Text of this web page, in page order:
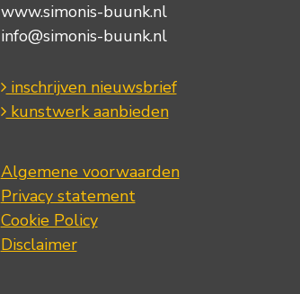
www.simonis-buunk.nl
info@simonis-buunk.nl
inschrijven nieuwsbrief
kunstwerk aanbieden
Algemene voorwaarden
Privacy statement
Cookie Policy
Disclaimer